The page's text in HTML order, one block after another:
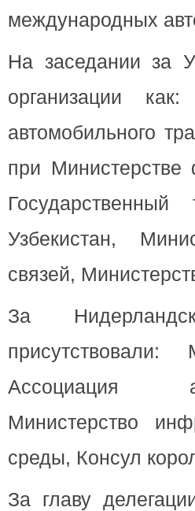
международных
На заседании за
организации
автомобильного
при Министерстве
Узбекистан,
связей,
За
Ассоциация
Министерство
среды, Консул
За главу